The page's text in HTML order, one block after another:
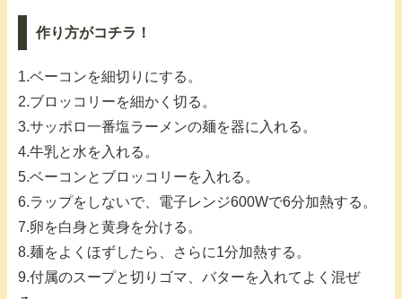
作り方がコチラ！
1.ベーコンを細切りにする。
2.ブロッコリーを細かく切る。
3.サッポロ一番塩ラーメンの麺を器に入れる。
4.牛乳と水を入れる。
5.ベーコンとブロッコリーを入れる。
6.ラップをしないで、電子レンジ600Wで6分加熱する。
7.卵を白身と黄身を分ける。
8.麺をよくほずしたら、さらに1分加熱する。
9.付属のスープと切りゴマ、バターを入れてよく混ぜ